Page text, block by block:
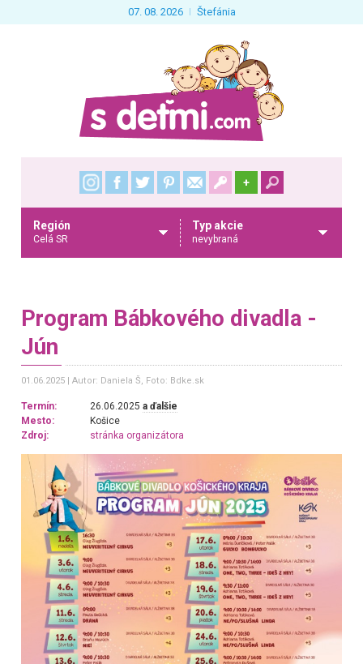
07. 08. 2026 Štefánia
+
Región
Celá SR
Typ akcie
nevybraná
Program Bábkového divadla -
Jún
01.06.2025 Autor: Daniela Š, Foto: Bdke.sk
Termín: 26.06.2025a ďalšie
Mesto:
Košice
Zdroj:
stránka organizátora